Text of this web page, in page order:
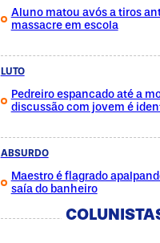
Aluno matou avós a tiros
massacre em escola
LUTO
Pedreiro espancado até a
discussão com jovem é
ABSURDO
Maestro é flagrado
saía do banheiro